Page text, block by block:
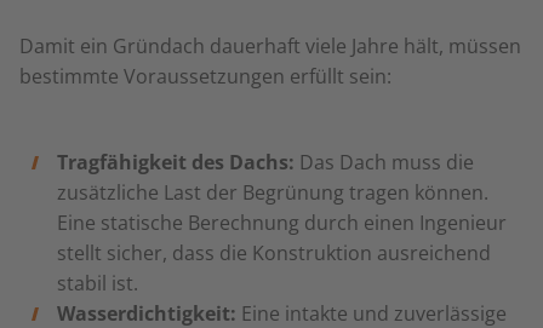
Damit ein Gründach dauerhaft viele Jahre hält, müssen
bestimmte Voraussetzungen erfüllt sein:
Tragfähigkeit des Dachs: Das Dach muss die
zusätzliche Last der Begrünung tragen können.
Eine statische Berechnung durch einen Ingenieur
stellt sicher, dass die Konstruktion ausreichend
stabil ist.
Wasserdichtigkeit: Eine intakte und zuverlässige